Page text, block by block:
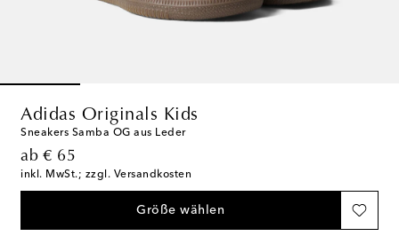
Adidas Originals Kids
Sneakers Samba OG aus Leder
ab € 65
original price
inkl. MwSt.; zzgl. Versandkosten
Größe wählen